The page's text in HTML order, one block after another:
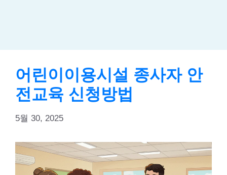
어린이이용시설 종사자 안
전교육 신청방법
5월 30, 2025